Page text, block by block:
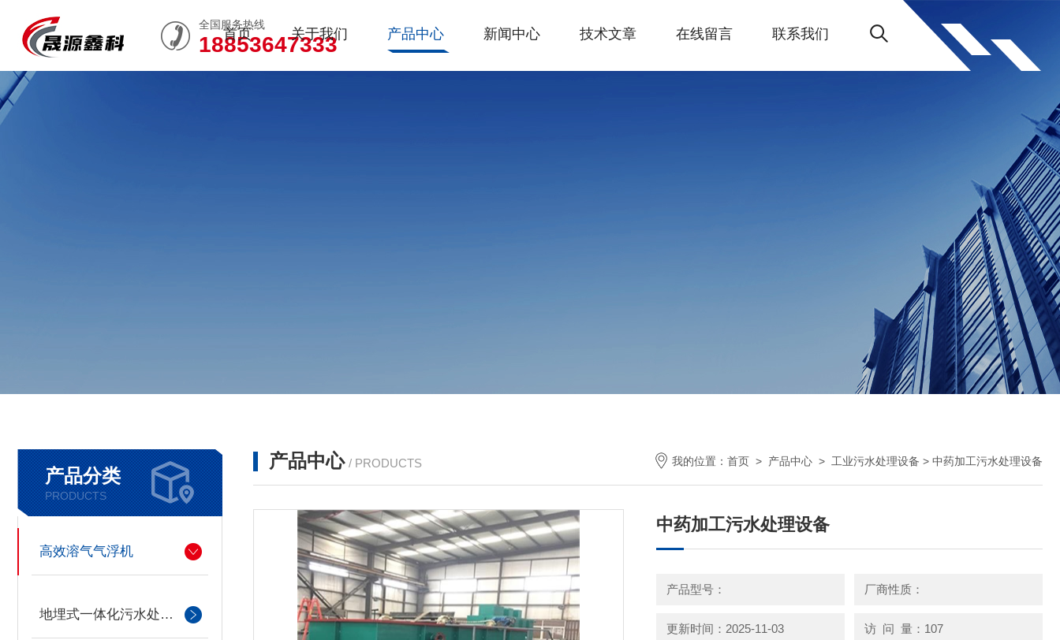
全国服务热线
18853647333
首页 关于我们 产品中心 新闻中心 技术文章 在线留言 联系我们
产品分类
PRODUCTS
高效溶气气浮机
地埋式一体化污水处理设备
产品中心 / PRODUCTS 我的位置： 首页 > 产品中心 > 工业污水处理设备 > 中药加工污水处理设备
中药加工污水处理设备
产品型号： 厂商性质：
更新时间：2025-11-03 访 问 量：107